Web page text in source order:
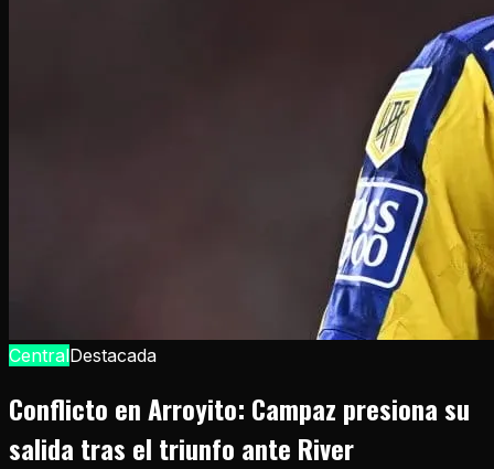
CentralDestacada
Conflicto en Arroyito: Campaz presiona su
salida tras el triunfo ante River